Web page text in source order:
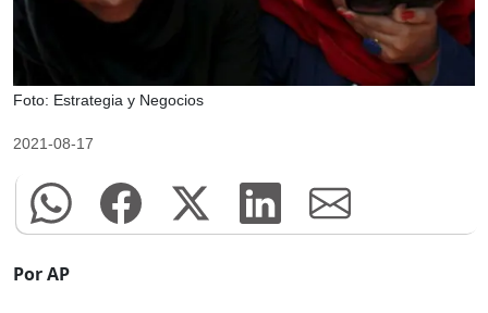
Foto: Estrategia y Negocios
2021-08-17
Por AP